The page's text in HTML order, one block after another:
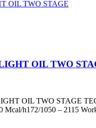
OIL TWO
OIL TWO STAGE
Mcal/h172/1050 – 2115